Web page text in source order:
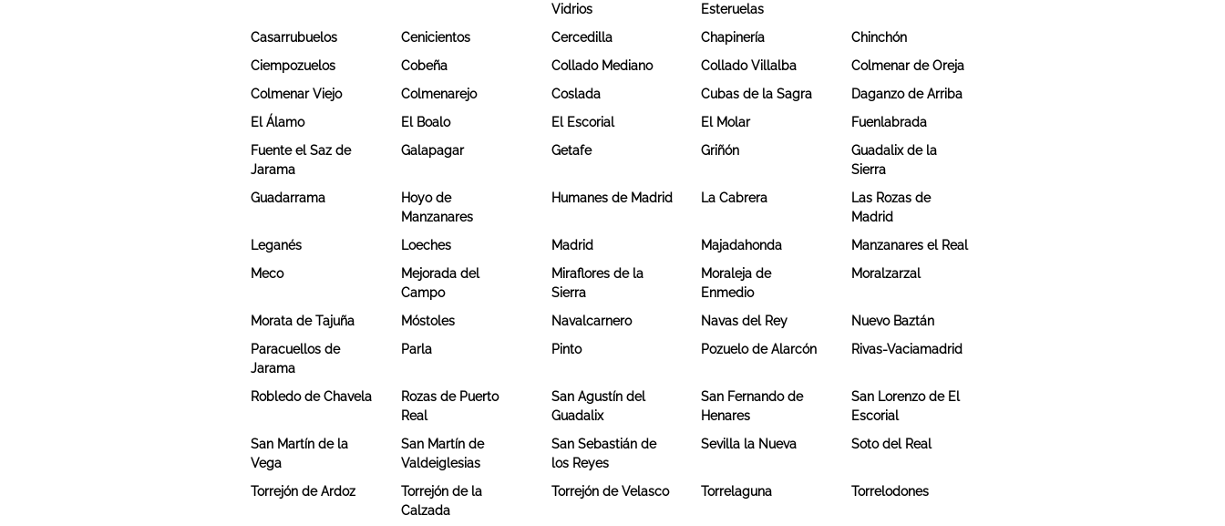
Vidrios
Esteruelas
Casarrubuelos Cenicientos Cercedilla Chapinería
Chinchón
Ciempozuelos
Cobeña Collado Mediano Collado Villalba
Colmenar de Oreja
Colmenar Viejo
Colmenarejo Coslada Cubas de la Sagra
Daganzo de Arriba
El Álamo
El Boalo El Escorial El Molar
Fuenlabrada
Fuente el Saz de
Jarama
Galapagar Getafe Griñón
Guadalix de la
Sierra
Guadarrama
Hoyo de
Manzanares
Humanes de Madrid La Cabrera
Las Rozas de
Madrid
Leganés
Loeches Madrid Majadahonda
Manzanares el Real
Meco
Mejorada del
Campo
Miraflores de la
Sierra
Moraleja de
Enmedio
Moralzarzal
Morata de Tajuña Móstoles Navalcarnero Navas del Rey
Nuevo Baztán
Paracuellos de
Jarama
Parla Pinto Pozuelo de Alarcón Rivas-Vaciamadrid
Robledo de Chavela
Rozas de Puerto
Real
San Agustín del
Guadalix
San Fernando de
Henares
San Lorenzo de El
Escorial
San Martín de la
Vega
San Martín de
Valdeiglesias
San Sebastián de
los Reyes
Sevilla la Nueva Soto del Real
Torrejón de Ardoz
Torrejón de la
Calzada
Torrejón de Velasco Torrelaguna Torrelodones